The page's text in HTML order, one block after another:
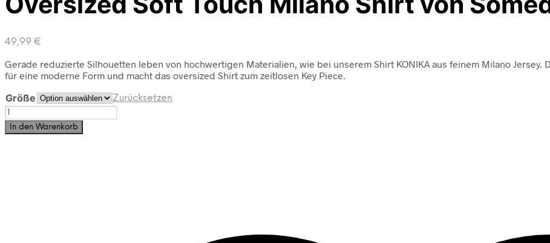
49,99 €
Gerade reduzierte Silhouetten leben von hochwertigen Materialien, wie bei unserem Shirt KONIKA aus feinem Milano
für eine moderne Form und macht das oversized Shirt zum zeitlosen Key Piece.
Größe
Zurücksetzen
Oversized
Soft
Touch
In den Warenkorb